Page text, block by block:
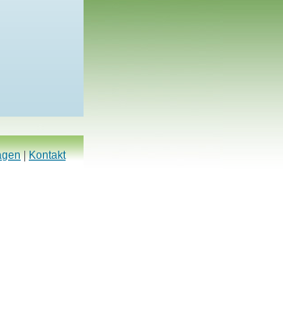
|Kontakt